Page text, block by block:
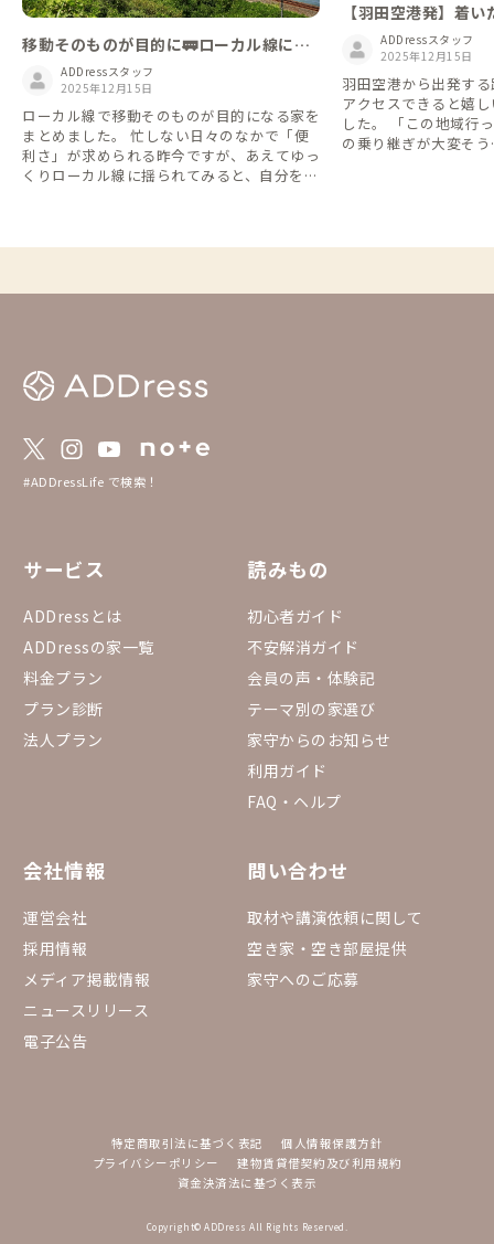
移動そのものが目的に🚃ローカル線に揺
られてみよう
ADDressスタッフ
2025年12月15日
ローカル線で移動そのものが目的になる家を
まとめました。 忙しない日々のなかで「便
利さ」が求められる昨今ですが、あえてゆっ
くりローカル線に揺られてみると、自分を見
なきっぷの期間に合わせて行ってみるのもお
になります
【羽田空港発】着
新たな土地へはフ
ADDressスタッフ
2025年12月15日
羽田空港から出発す
アクセスできると嬉
した。 「この地域行
の乗り継ぎが大変そ
#ADDressLife で検索！
サービス
ADDressとは
ADDressの家一覧
料金プラン
プラン診断
法人プラン
読みもの
初心者ガイド
不安解消ガイド
会員の声・体験記
テーマ別の家選び
家守からのお知らせ
利用ガイド
FAQ・ヘルプ
会社情報
運営会社
採用情報
メディア掲載情報
ニュースリリース
電子公告
問い合わせ
取材や講演依頼に関して
空き家・空き部屋提供
家守へのご応募
特定商取引法に基づく表記
個人情報保護方針
プライバシーポリシー
建物賃貸借契約及び利用規約
資金決済法に基づく表示
Copyright© ADDress All Rights Reserved.